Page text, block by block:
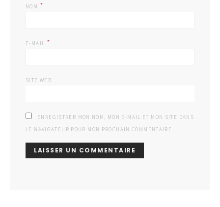
NOM *
E-MAIL *
SITE WEB
ENREGISTRER MON NOM, MON E-MAIL ET MON SITE DANS
LE NAVIGATEUR POUR MON PROCHAIN COMMENTAIRE.